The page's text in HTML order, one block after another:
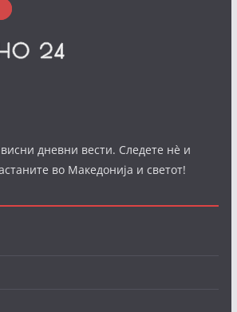
дневни вести. Следете нè и
во Македонија и светот!